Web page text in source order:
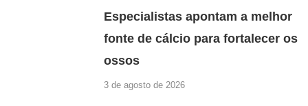
Especialistas apontam a melhor
fonte de cálcio para fortalecer os
ossos
3 de agosto de 2026